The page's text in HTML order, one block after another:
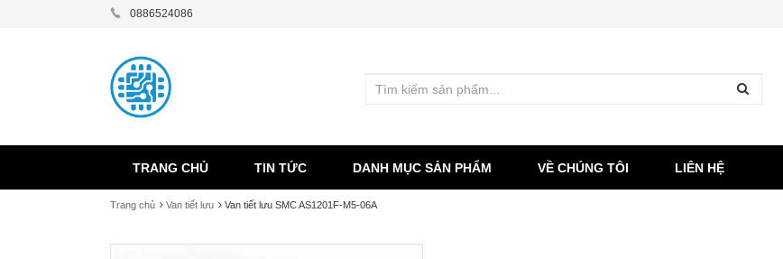
0886524086
TRANG CHỦ TIN TỨC DANH MỤC SẢN PHẨM VỀ CHÚNG TÔI LIÊN HỆ
Trang chủ Van tiết lưu Van tiết lưu SMC AS1201F-M5-06A